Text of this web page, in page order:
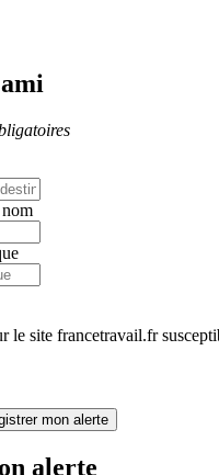
le site francetravail.fr
mon alerte
alerte